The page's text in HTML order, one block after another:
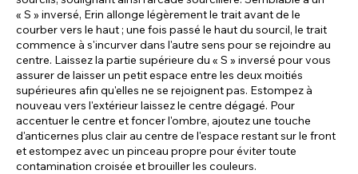
« S » inversé, Erin allonge légèrement le trait avant de le
courber vers le haut ; une fois passé le haut du sourcil, le trait
commence à s'incurver dans l'autre sens pour se rejoindre au
centre. Laissez la partie supérieure du « S » inversé pour vous
assurer de laisser un petit espace entre les deux moitiés
supérieures afin qu'elles ne se rejoignent pas. Estompez à
nouveau vers l'extérieur laissez le centre dégagé. Pour
accentuer le centre et foncer l'ombre, ajoutez une touche
d'anticernes plus clair au centre de l'espace restant sur le front
et estompez avec un pinceau propre pour éviter toute
contamination croisée et brouiller les couleurs.